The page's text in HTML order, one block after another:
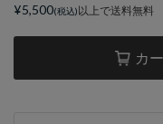
カ
¥5,500 以上で送料無料